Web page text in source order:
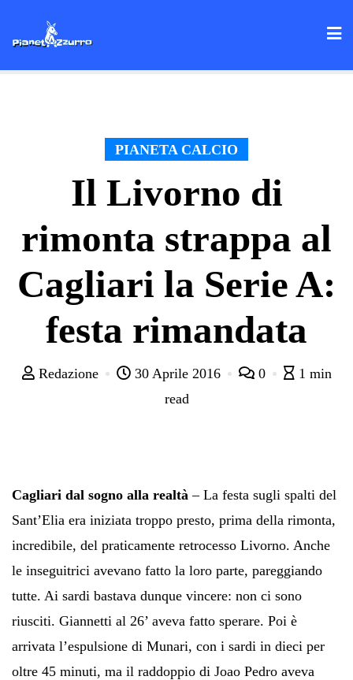
PIANETA CALCIO
Il Livorno di
rimonta strappa al
Cagliari la Serie A:
festa rimandata
Redazione 30 Aprile 2016 0
1 min
read
Cagliari dal sogno alla realtà – La festa sugli spalti del
Sant’Elia era iniziata troppo presto, prima della rimonta,
incredibile, del praticamente retrocesso Livorno. Anche
le inseguitrici avevano fatto la loro parte, pareggiando
tutte. Ai sardi bastava dunque vincere: non ci sono
riusciti. Giannetti al 26’ aveva fatto sperare. Poi è
arrivata l’espulsione di Munari, con i sardi in dieci per
oltre 45 minuti, ma il raddoppio di Joao Pedro aveva